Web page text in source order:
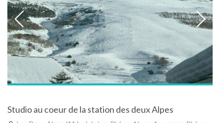
Studio au coeur de la station des deux Alpes